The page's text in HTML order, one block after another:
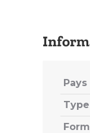
Pays
Type